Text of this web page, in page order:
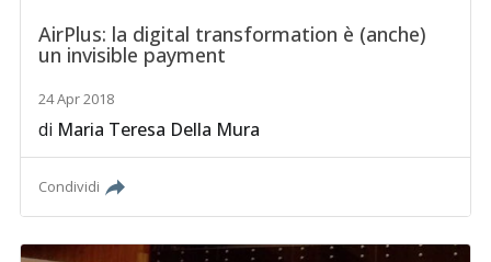
AirPlus: la digital transformation è (anche)
un invisible payment
24 Apr 2018
di Maria Teresa Della Mura
Condividi